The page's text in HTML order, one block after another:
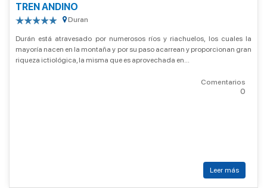
TREN ANDINO
Duran
Durán está atravesado por numerosos ríos y riachuelos, los cuales la
mayoría nacen en la montaña y por su paso acarrean y proporcionan gran
riqueza ictiológica, la misma que es aprovechada en...
Comentarios
0
Leer más